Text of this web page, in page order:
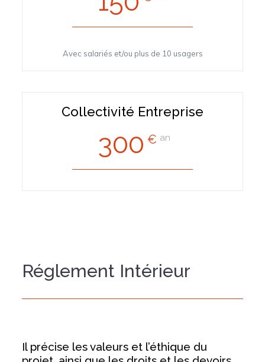
Avec salariés et/ou plus de 10 usagers
Collectivité Entreprise
300 € an
Réglement Intérieur
Il précise les valeurs et l’éthique du